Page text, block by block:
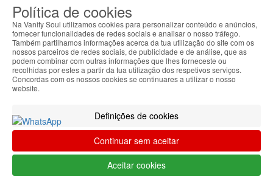
Natural
Ver
todos
Âmbar
Báltico
Músculos
Bem-
Estar
Quotidiano
Política de cookies
Na Vanity Soul utilizamos cookies para personalizar conteúdo e anúncios,
fornecer funcionalidades de redes sociais e analisar o nosso tráfego.
Também partilhamos informações acerca da tua utilização do site com os
nossos parceiros de redes sociais, de publicidade e de análise, que as
podem combinar com outras informações que lhes forneceste ou
recolhidas por estes a partir da tua utilização dos respetivos serviços.
Concordas com os nossos cookies se continuares a utilizar o nosso
website.
Definições de cookies
Continuar sem aceitar
Aceitar cookies